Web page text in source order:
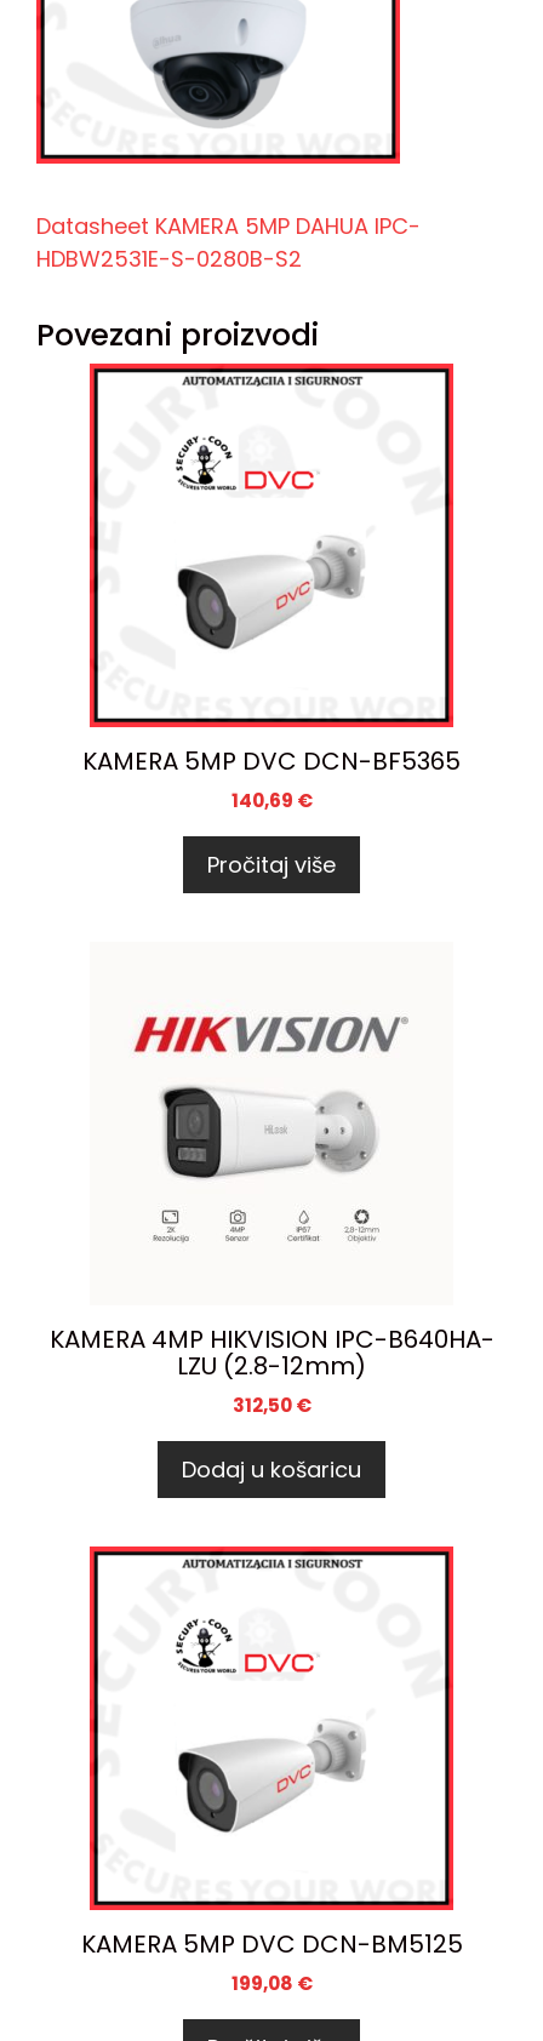
Datasheet KAMERA 5MP DAHUA IPC-
HDBW2531E-S-0280B-S2
Povezani proizvodi
KAMERA 5MP DVC DCN-BF5365
140,69 €
Pročitaj više
KAMERA 4MP HIKVISION IPC-B640HA-
LZU (2.8-12mm)
312,50€
Dodaj u košaricu
KAMERA 5MP DVC DCN-BM5125
199,08 €